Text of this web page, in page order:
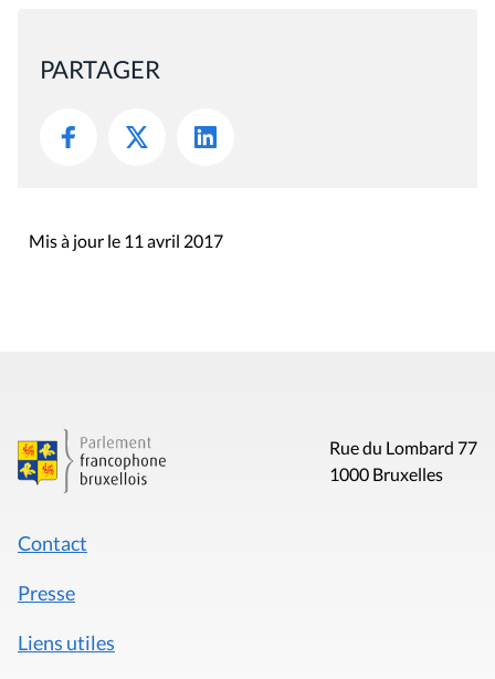
PARTAGER
Mis à jour le 11 avril 2017
Rue du Lombard 77
1000 Bruxelles
Contact
Presse
Liens utiles